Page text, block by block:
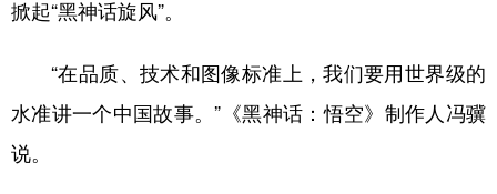
掀起“黑神话旋风”。
“在品质、技术和图像标准上，我们要用世界级的
水准讲一个中国故事。”《黑神话：悟空》制作人冯骥
说。